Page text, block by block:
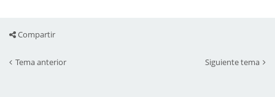
Compartir
Tema anterior Siguiente tema